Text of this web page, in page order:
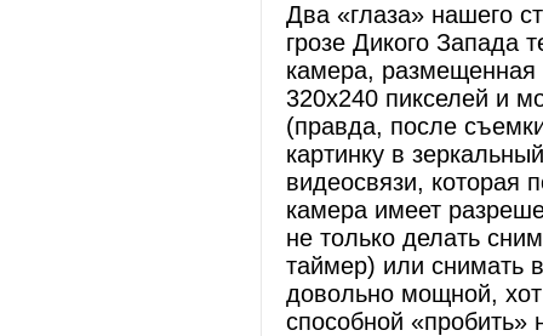
Два «глаза» нашего
грозе Дикого Запада
камера,
320х240 пикселей и
(правда, после
картинку в
видеосвязи, которая
камера имеет
не только делать
таймер) или снимать
довольно мощной,
способной «пробить»